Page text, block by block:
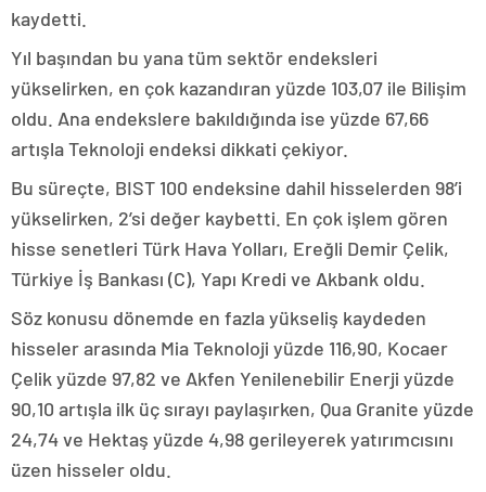
kaydetti.
Yıl başından bu yana tüm sektör endeksleri
yükselirken, en çok kazandıran yüzde 103,07 ile Bilişim
oldu. Ana endekslere bakıldığında ise yüzde 67,66
artışla Teknoloji endeksi dikkati çekiyor.
Bu süreçte, BIST 100 endeksine dahil hisselerden 98’i
yükselirken, 2’si değer kaybetti. En çok işlem gören
hisse senetleri Türk Hava Yolları, Ereğli Demir Çelik,
Türkiye İş Bankası (C), Yapı Kredi ve Akbank oldu.
Söz konusu dönemde en fazla yükseliş kaydeden
hisseler arasında Mia Teknoloji yüzde 116,90, Kocaer
Çelik yüzde 97,82 ve Akfen Yenilenebilir Enerji yüzde
90,10 artışla ilk üç sırayı paylaşırken, Qua Granite yüzde
24,74 ve Hektaş yüzde 4,98 gerileyerek yatırımcısını
üzen hisseler oldu.